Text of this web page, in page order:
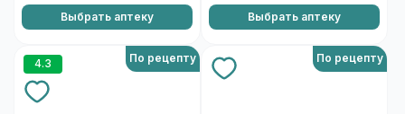
Выбрать аптеку Выбрать аптеку
4.3 По рецепту По рецепту